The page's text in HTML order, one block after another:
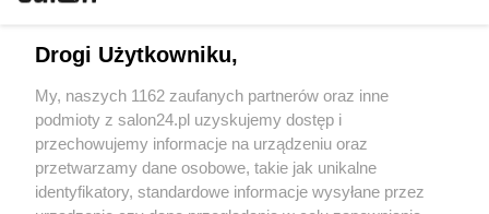
Sport
Społeczeństwo
Kultura
Drogi Użytkowniku,
My, naszych 1162 zaufanych partnerów oraz inne
podmioty z salon24.pl uzyskujemy dostęp i
przechowujemy informacje na urządzeniu oraz
przetwarzamy dane osobowe, takie jak unikalne
identyfikatory, standardowe informacje wysyłane przez